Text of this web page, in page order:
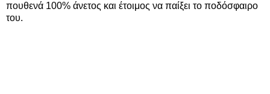
πουθενά 100% άνετος και έτοιμος να παίξει το ποδόσφαιρο
του.